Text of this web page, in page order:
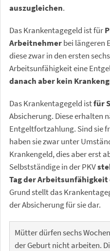
auszugleichen.
Das Krankentagegeld ist für
Arbeitnehmerbei längeren
diese zwar in den ersten
Arbeitsunfähigkeit eine
danach aber kein
Das Krankentagegeld istfür
Absicherung. Diese erhalten
Entgeltfortzahlung. Sind sie
haben sie zwar unter
Krankengeld, dies aber erst
Selbstständige in der PKV
Tag der Arbeitsunfähigkeit
Grund stellt das
der Absicherung für sie dar.
Mütter dürfen sechs
der Geburt nicht arbeiten.